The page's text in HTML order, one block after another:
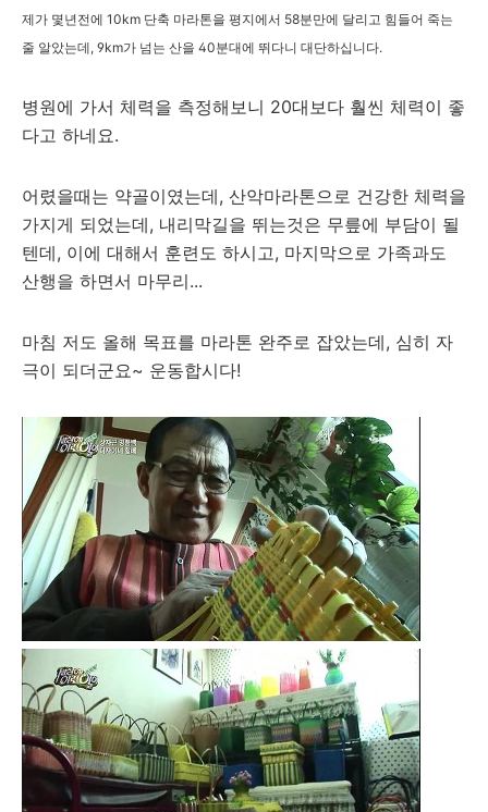
제가 몇년전에 10km 단축 마라톤을 평지에서 58분만에 달리고 힘들어 죽는
줄 알았는데, 9km가 넘는 산을 40분대에 뛰다니 대단하십니다.
병원에 가서 체력을 측정해보니 20대보다 훨씬 체력이 좋
다고 하네요.
어렸을때는 약골이였는데, 산악마라톤으로 건강한 체력을
가지게 되었는데, 내리막길을 뛰는것은 무릎에 부담이 될
텐데, 이에 대해서 훈련도 하시고, 마지막으로 가족과도
산행을 하면서 마무리...
마침 저도 올해 목표를 마라톤 완주로 잡았는데, 심히 자
극이 되더군요~ 운동합시다!